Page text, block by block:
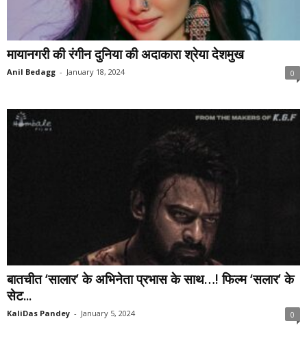
मायानगरी की रंगीन दुनिया की अदाकारा श्रेया देशमुख
Anil Bedagg - January 18, 2024 0
बातचीत ‘सालार’ के अभिनेता प्रभास के साथ…! फिल्म ‘सलार’ के
सेट...
KaliDas Pandey - January 5, 2024 0